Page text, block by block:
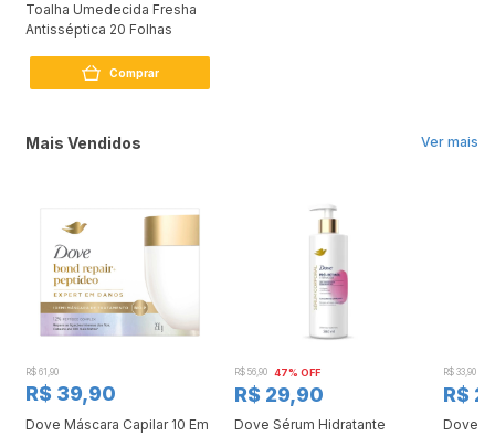
Toalha Umedecida Fresha
Antisséptica 20 Folhas
Comprar
Ver mais
Mais Vendidos
R$ 61,90
R$ 39,90
Dove Máscara Capilar 10 Em
R$ 56,90 47% OFF
R$ 29,90
Dove Sérum Hidratante
R$ 33,90
R$
Dove